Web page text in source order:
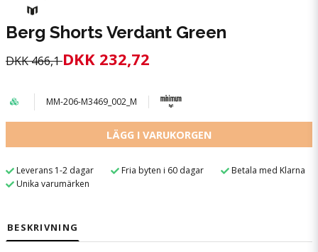
Berg Shorts Verdant Green
DKK 466,1DKK 232,72
MM-206-M3469_002_M
LÄGG I VARUKORGEN
Leverans 1-2 dagar Fria byten i 60 dagar
Betala med Klarna
Unika varumärken
BESKRIVNING